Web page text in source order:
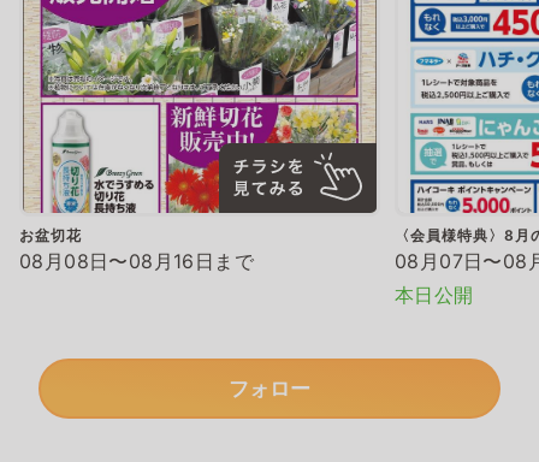
お盆切花
08月08日〜08月16日まで
〈会員様特典〉8
08月07日〜08
本日公開
フォロー